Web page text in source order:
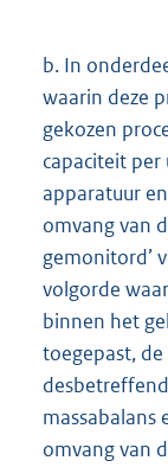
b. In
waarin deze
gekozen
capaciteit
apparatuur
omvang van
gemonitord’
volgorde
binnen het
toegepast,
massabalans
omvang van